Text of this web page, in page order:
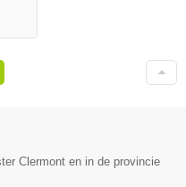
Clermont en in de provincie